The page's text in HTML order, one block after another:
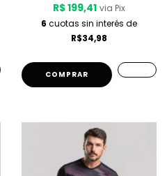
R$ 199,41 via Pix
6 cuotas sin interés de
R$34,98
COMPRAR